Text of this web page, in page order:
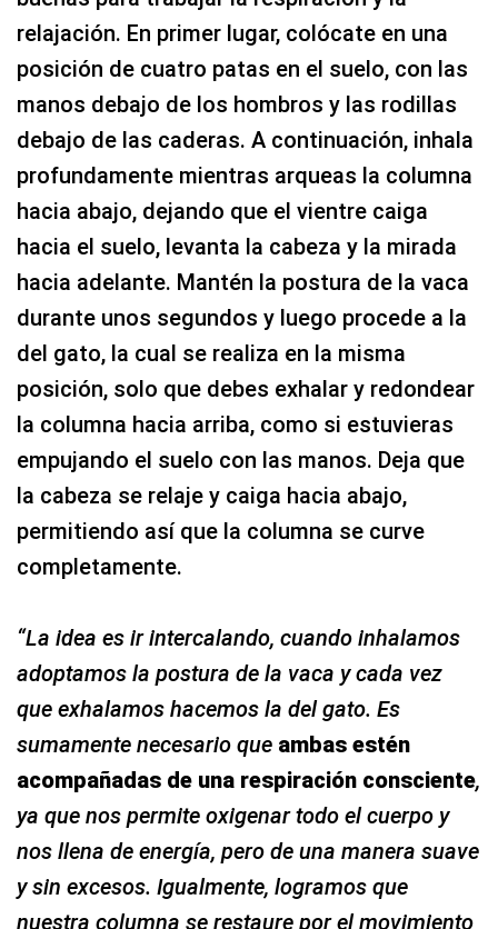
debajo de las caderas. A continuación, inhala
profundamente mientras arqueas la columna
hacia abajo, dejando que el vientre caiga
hacia el suelo, levanta la cabeza y la mirada
hacia adelante. Mantén la postura de la vaca
durante unos segundos y luego procede a la
del gato, la cual se realiza en la misma
posición, solo que debes exhalar y redondear
la columna hacia arriba, como si estuvieras
empujando el suelo con las manos. Deja que
la cabeza se relaje y caiga hacia abajo,
permitiendo así que la columna se curve
completamente.
“La idea es ir intercalando, cuando inhalamos
adoptamos la postura de la vaca y cada vez
sumamente necesario queambas estén
acompañadas de una respiración consciente
ya que nos permite oxigenar todo el cuerpo y
nos llena de energía, pero de una manera suave
y sin excesos. Igualmente, logramos que
nuestra columna se restaure por el movimiento
amigable de estas dos posturas”.